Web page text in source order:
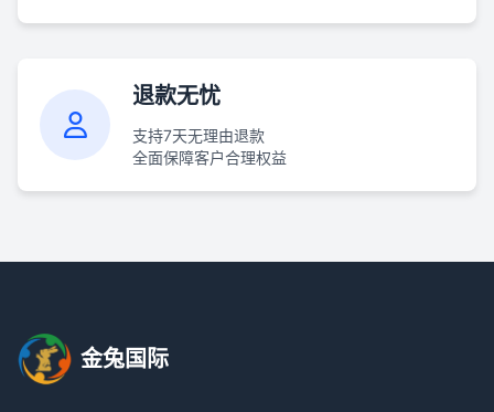
退款无忧
支持7天无理由退款
全面保障客户合理权益
金兔国际